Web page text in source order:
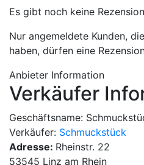
Es gibt noch keine
Nur angemeldete Kunden,
haben, dürfen eine
Anbieter Information
Verkäufer
Geschäftsname:
Verkäufer: Schmuckstück
Adresse: Rheinstr. 22
53545 Linz am Rhein